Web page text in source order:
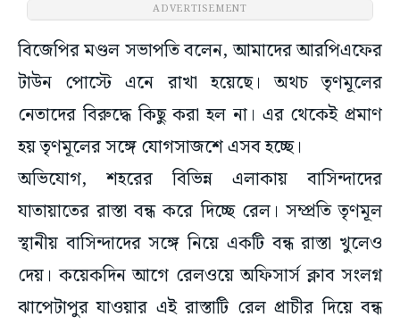
ADVERTISEMENT
বিজেপির মণ্ডল সভাপতি বলেন, আমাদের আরপিএফের
টাউন পোস্টে এনে রাখা হয়েছে। অথচ তৃণমূলের
নেতাদের বিরুদ্ধে কিছু করা হল না। এর থেকেই প্রমাণ
হয় তৃণমূলের সঙ্গে যোগসাজশে এসব হচ্ছে।
অভিযোগ, শহরের বিভিন্ন এলাকায় বাসিন্দাদের
যাতায়াতের রাস্তা বন্ধ করে দিচ্ছে রেল। সম্প্রতি তৃণমূল
স্থানীয় বাসিন্দাদের সঙ্গে নিয়ে একটি বন্ধ রাস্তা খুলেও
দেয়। কয়েকদিন আগে রেলওয়ে অফিসার্স ক্লাব সংলগ্ন
ঝাপেটাপুর যাওয়ার এই রাস্তাটি রেল প্রাচীর দিয়ে বন্ধ